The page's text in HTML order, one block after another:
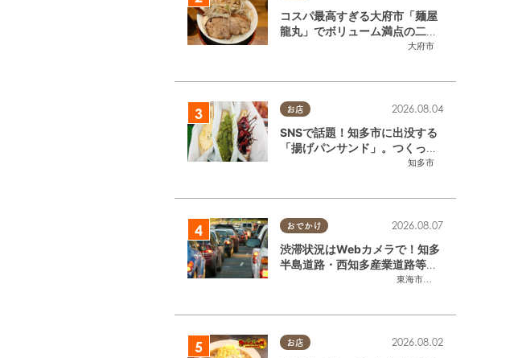
大府市
コスパ最高すぎる大府市「麺屋
龍丸」でボリューム満点の二郎
系ラーメンを堪能してきた
お店
知多市
2026.08.04
SNSで話題！知多市に出没する
「揚げパンサンド」。つくって
いるのはお祭りお兄さん!?【ち
おでかけ
東海市
,大府市
2026.08.07
渋滞状況はWebカメラで！知多
半島道路・西知多産業道路等の
お店 2026.08.02